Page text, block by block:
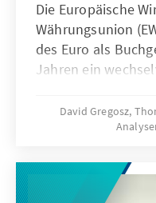
Die Europäische
Währungsunion
des Euro als
Jahren ein
zweierlei: 1.
Volkswirtschaften
Ein institutionelles
David Gregosz,